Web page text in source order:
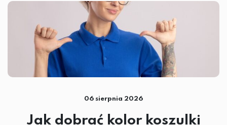
06 sierpnia 2026
Jak dobrać kolor koszulki